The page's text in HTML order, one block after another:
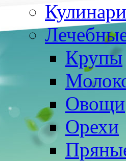
Крупы
Овощи
Орехи